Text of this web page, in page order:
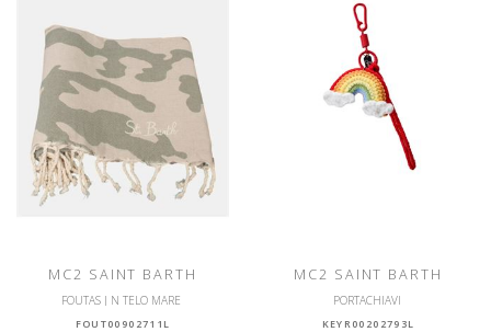
MC2 SAINT BARTH
FOUTAS J N TELO MARE
FOUT00902711L
MC2 SAINT BARTH
PORTACHIAVI
KEYR00202793L